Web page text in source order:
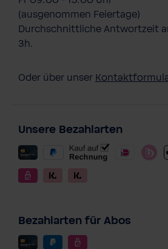
(ausgenommen Feiertage)
Durchschnittliche Antwortzeit
3h.
Oder über unser
Unsere Bezahlarten
Bezahlarten für Abos